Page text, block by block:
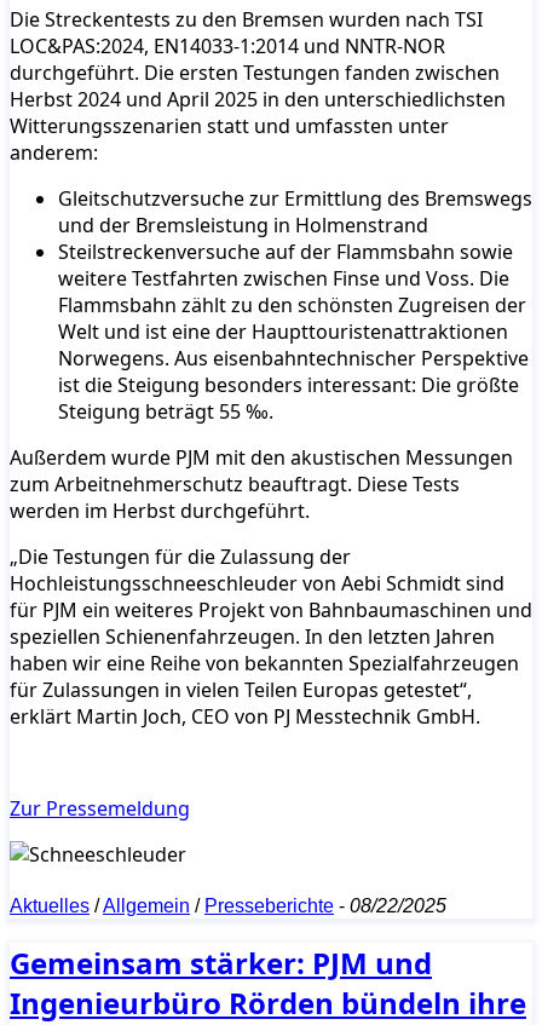
Die Streckentests zu den Bremsen wurden nach TSI
LOC&PAS:2024, EN14033-1:2014 und NNTR-NOR
durchgeführt. Die ersten Testungen fanden zwischen
Herbst 2024 und April 2025 in den unterschiedlichsten
Witterungsszenarien statt und umfassten unter
anderem:
Gleitschutzversuche zur Ermittlung des Bremswegs
und der Bremsleistung in Holmenstrand
Steilstreckenversuche auf der Flammsbahn sowie
weitere Testfahrten zwischen Finse und Voss. Die
Flammsbahn zählt zu den schönsten Zugreisen der
Welt und ist eine der Haupttouristenattraktionen
Norwegens. Aus eisenbahntechnischer Perspektive
ist die Steigung besonders interessant: Die größte
Steigung beträgt 55 ‰.
Außerdem wurde PJM mit den akustischen Messungen
zum Arbeitnehmerschutz beauftragt. Diese Tests
werden im Herbst durchgeführt.
„Die Testungen für die Zulassung der
Hochleistungsschneeschleuder von Aebi Schmidt sind
für PJM ein weiteres Projekt von Bahnbaumaschinen und
speziellen Schienenfahrzeugen. In den letzten Jahren
haben wir eine Reihe von bekannten Spezialfahrzeugen
für Zulassungen in vielen Teilen Europas getestet“,
erklärt Martin Joch, CEO von PJ Messtechnik GmbH.
Zur Pressemeldung
Aktuelles /Allgemein / Presseberichte - 08/22/2025
Gemeinsam stärker: PJM und
Ingenieurbüro Rörden bündeln ihre